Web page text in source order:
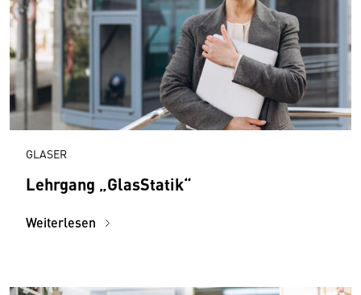
GLASER
Lehrgang „GlasStatik“
Weiterlesen